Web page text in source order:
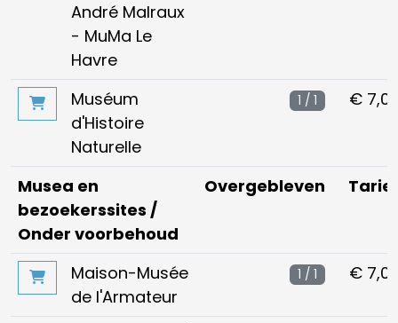
André Malraux
- MuMa Le
Havre
Muséum
d'Histoire
Naturelle
1 / 1 €
Musea en
bezoekerssites /
Onder voorbehoud
Overgebleven
Maison-Musée
de l'Armateur
1 / 1 €